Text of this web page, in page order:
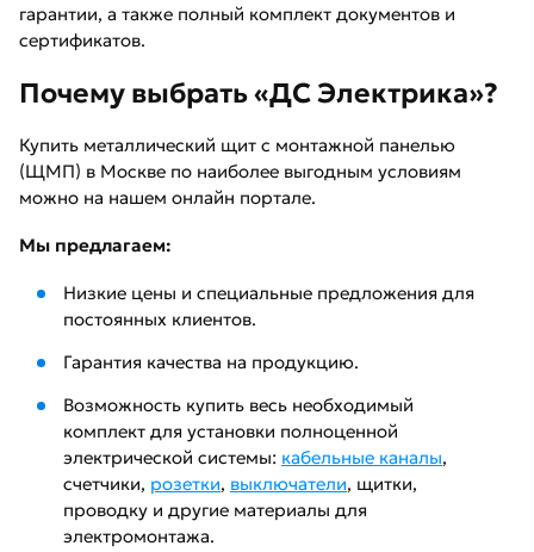
гарантии, а также полный комплект документов и
сертификатов.
Почему выбрать «ДС Электрика»?
Купить металлический щит с монтажной панелью
(ЩМП) в Москве по наиболее выгодным условиям
можно на нашем онлайн портале.
Мы предлагаем:
Низкие цены и специальные предложения для
постоянных клиентов.
Гарантия качества на продукцию.
Возможность купить весь необходимый
комплект для установки полноценной
электрической системы: кабельные каналы,
счетчики, розетки, выключатели, щитки,
проводку и другие материалы для
электромонтажа.